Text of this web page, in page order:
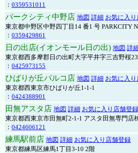
： 0359531011
パークシティ中野店 地図 詳細 お気に入
東京都中野区中野四丁目14 番1 号 PARKCITY
： 0359429861
日の出店(イオンモール日の出) 地図 詳
東京都西多摩郡日の出町大字平井字三吉野桜
： 0425973155
ひばりが丘パルコ店 地図 詳細 お気に入
東京都西東京市ひばりが丘1-1-1
： 0424388901
田無アスタ店 地図 詳細 お気に入り店舗登録
東京都西東京市田無町2-1-1 アスタ田無専門店
： 0424606121
練馬駅前店 地図 詳細 お気に入り店舗登録
東京都練馬区練馬1丁目3-10 2階